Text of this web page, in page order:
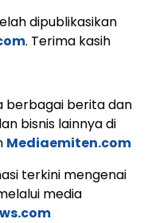
dipublikasikan
. Terima kasih
berbagai berita dan
bisnis lainnya di
Mediaemiten.com
terkini mengenai
media